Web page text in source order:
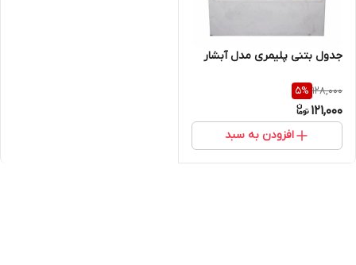
جدول بتنی پلیمری مدل آبشار
128,000
5%
121,000
افزودن به سبد